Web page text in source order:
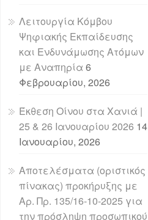
Λειτουργία Κόμβου
Ψηφιακής Εκπαίδευσης
και Ενδυνάμωσης Ατόμων
με Αναπηρία 6
Φεβρουαρίου, 2026
Έκθεση Οίνου στα Χανιά |
25 & 26 Ιανουαρίου 2026 14
Ιανουαρίου, 2026
Αποτελέσματα (οριστικός
πίνακας) προκήρυξης με
Αρ. Πρ. 135/16-10-2025 για
την πρόσληψη προσωπικού